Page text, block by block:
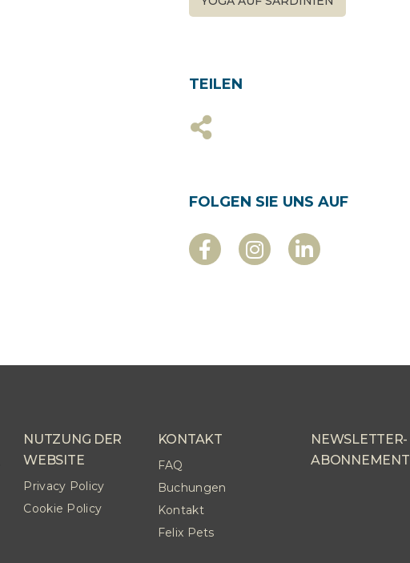
TEILEN
FOLGEN SIE UNS AUF
NUTZUNG DER
WEBSITE
Privacy Policy
Cookie Policy
KONTAKT
FAQ
Buchungen
Kontakt
Felix Pets
NEWSLETTER-
ABONNEMENT